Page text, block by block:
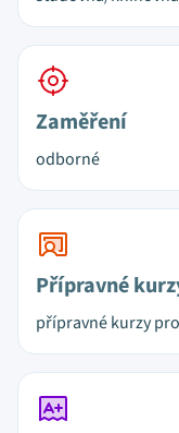
Zaměření
odborné
Přípravné
přípravné kurzy